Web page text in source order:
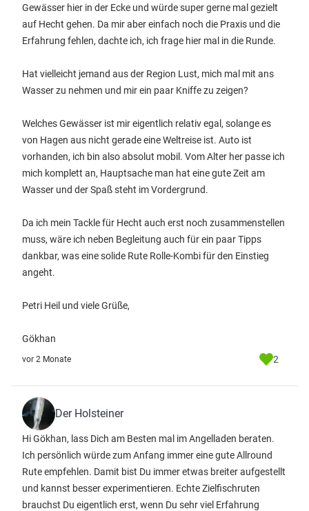
Gewässer hier in der Ecke und würde super gerne mal gezielt
auf Hecht gehen. Da mir aber einfach noch die Praxis und die
Erfahrung fehlen, dachte ich, ich frage hier mal in die Runde.
Hat vielleicht jemand aus der Region Lust, mich mal mit ans
Wasser zu nehmen und mir ein paar Kniffe zu zeigen?
Welches Gewässer ist mir eigentlich relativ egal, solange es
von Hagen aus nicht gerade eine Weltreise ist. Auto ist
vorhanden, ich bin also absolut mobil. Vom Alter her passe ich
mich komplett an, Hauptsache man hat eine gute Zeit am
Wasser und der Spaß steht im Vordergrund.
Da ich mein Tackle für Hecht auch erst noch zusammenstellen
muss, wäre ich neben Begleitung auch für ein paar Tipps
dankbar, was eine solide Rute Rolle-Kombi für den Einstieg
angeht.
Petri Heil und viele Grüße,
Gökhan
vor 2 Monate 2
Der Holsteiner
Hi Gökhan, lass Dich am Besten mal im Angelladen beraten.
Ich persönlich würde zum Anfang immer eine gute Allround
Rute empfehlen. Damit bist Du immer etwas breiter aufgestellt
und kannst besser experimentieren. Echte Zielfischruten
brauchst Du eigentlich erst, wenn Du sehr viel Erfahrung